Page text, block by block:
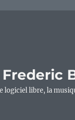
logiciel libre, la